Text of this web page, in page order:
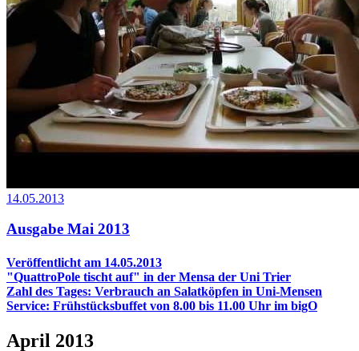
14.05.2013
Ausgabe Mai 2013
Veröffentlicht am 14.05.2013
"QuattroPole tischt auf" in der Mensa der Uni Trier
Zahl des Tages: Verbrauch an Salatköpfen in Uni-Mensen
Service: Frühstücksbuffet von 8.00 bis 11.00 Uhr im bigO
April 2013